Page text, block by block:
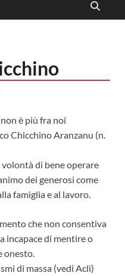
è più fra noi
Chicchino Aranzanu (n.
di bene operare
dei generosi come
famiglia e al lavoro.
che non consentiva
incapace di mentire o
onesto.
di massa (vedi Acli)